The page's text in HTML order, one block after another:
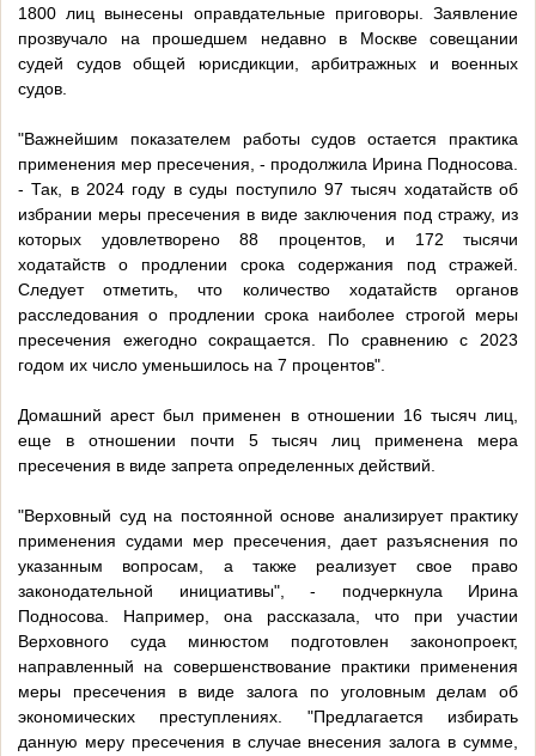
1800 лиц вынесены оправдательные приговоры. Заявление
прозвучало на прошедшем недавно в Москве совещании
судей судов общей юрисдикции, арбитражных и военных
судов.
"Важнейшим показателем работы судов остается практика
применения мер пресечения, - продолжила Ирина Подносова.
- Так, в 2024 году в суды поступило 97 тысяч ходатайств об
избрании меры пресечения в виде заключения под стражу, из
которых удовлетворено 88 процентов, и 172 тысячи
ходатайств о продлении срока содержания под стражей.
Следует отметить, что количество ходатайств органов
расследования о продлении срока наиболее строгой меры
пресечения ежегодно сокращается. По сравнению с 2023
годом их число уменьшилось на 7 процентов".
Домашний арест был применен в отношении 16 тысяч лиц,
еще в отношении почти 5 тысяч лиц применена мера
пресечения в виде запрета определенных действий.
"Верховный суд на постоянной основе анализирует практику
применения судами мер пресечения, дает разъяснения по
указанным вопросам, а также реализует свое право
законодательной инициативы", - подчеркнула Ирина
Подносова. Например, она рассказала, что при участии
Верховного суда минюстом подготовлен законопроект,
направленный на совершенствование практики применения
меры пресечения в виде залога по уголовным делам об
экономических преступлениях. "Предлагается избирать
данную меру пресечения в случае внесения залога в сумме,